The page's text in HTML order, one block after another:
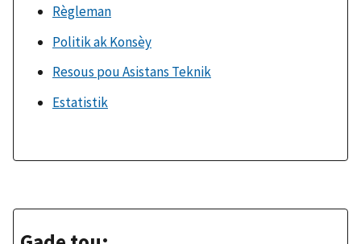
Règleman
Politik ak Konsèy
Resous pou Asistans Teknik
Estatistik